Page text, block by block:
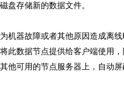
盘存储新的数据文件。
器故障或者其他原因造成离线
此数据节点提供给客户端使用
他可用的节点服务器上，自动